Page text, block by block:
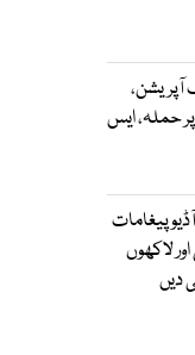
آپریشن،
حملہ، ایس
پیغامات
لاکھوں
دیں